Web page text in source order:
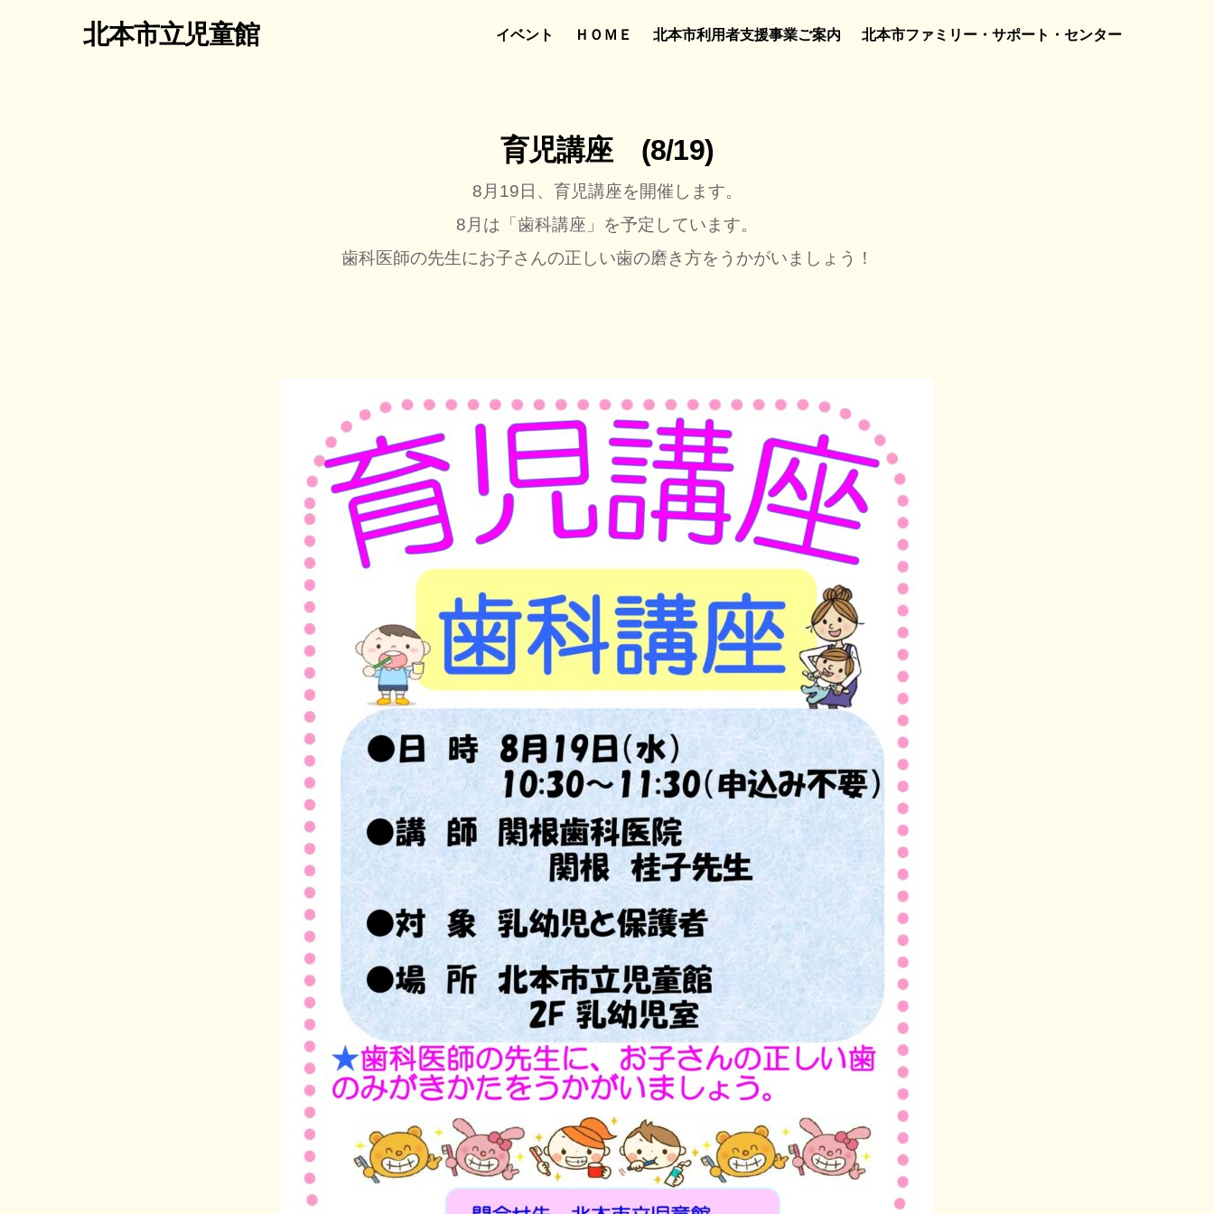
北本市立児童館 イベント ＨＯＭＥ 北本市利用者支援事業ご案内 北本市ファミリー・サポート・センター
育児講座 (8/19)
8月19日、育児講座を開催します。
8 月は「歯科講座」 を予定しています。
歯科医師の先生にお子さんの正しい歯の磨き方をうかがいましょう！